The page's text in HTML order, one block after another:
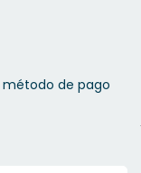
método de pago